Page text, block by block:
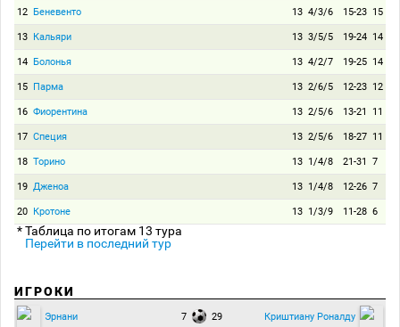
12 Беневенто 13 4/3/6 15-23 15
13 Кальяри 13 3/5/5 19-24 14
14 Болонья 13 4/2/7 19-25 14
15 Парма 13 2/6/5 12-23 12
16 Фиорентина 13 2/5/6 13-21 11
17 Специя 13 2/5/6 18-27 11
18 Торино 13 1/4/8 21-31 7
19 Дженоа 13 1/4/8 12-26 7
20 Кротоне 13 1/3/9 11-28 6
* Таблица по итогам 13 тура
Перейти в последний тур
ИГРОКИ
Эрнани 7 29 Криштиану Роналду